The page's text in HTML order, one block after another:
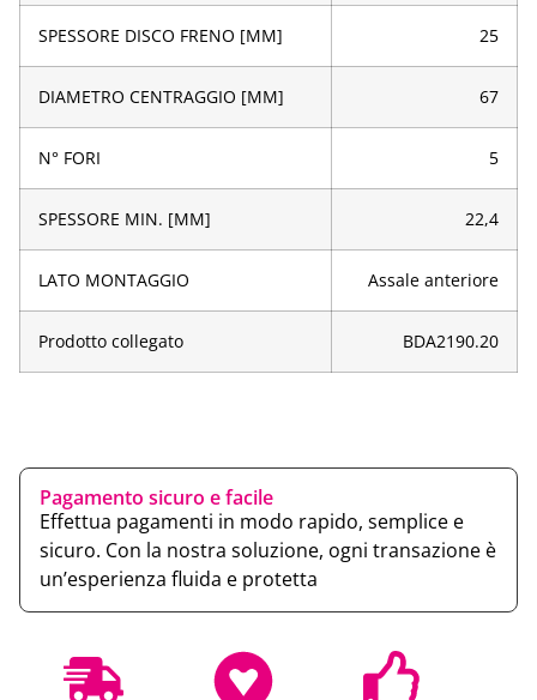
SPESSORE DISCO FRENO [MM] 25
DIAMETRO CENTRAGGIO [MM] 67
N° FORI 5
SPESSORE MIN. [MM] 22,4
LATO MONTAGGIO Assale anteriore
Prodotto collegato BDA2190.20
Pagamento sicuro e facile
Effettua pagamenti in modo rapido, semplice e
sicuro. Con la nostra soluzione, ogni transazione è
un’esperienza fluida e protetta